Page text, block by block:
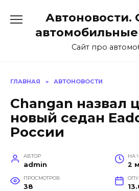
содержанию
Автоновости.
Сайт про
ГЛАВНАЯ » АВТОНОВОСТИ
Changan назвал
новый седан
России
АВТОР
admin
НА
2
ПРОСМОТРОВ
38